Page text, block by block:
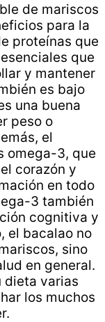
de mariscos
para la
proteínas que
que
y mantener
es bajo
una buena
peso o
el
omega-3, que
corazón y
en todo
3 también
cognitiva y
el bacalao no
sino
en general.
dieta varias
los muchos